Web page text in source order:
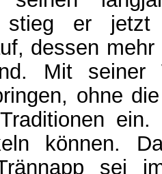
stieg er
dessen
Mit seiner
ohne
können.
sei